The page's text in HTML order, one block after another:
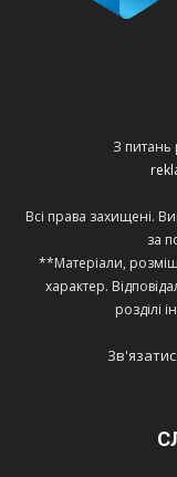
З питань
Всі права захищені.
за
**Матеріали,
характер.
розділі